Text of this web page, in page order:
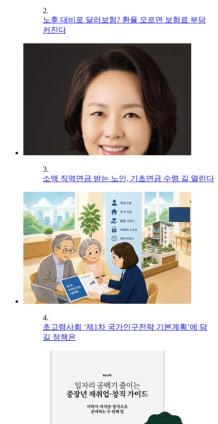
2.
노후 대비로 달러보험? 환율 오르면 보험료 부담
커진다
3.
소액 직역연금 받는 노인, 기초연금 수령 길 열린다
4.
초고령사회 ‘제1차 국가인구전략 기본계획’에 담
길 정책은